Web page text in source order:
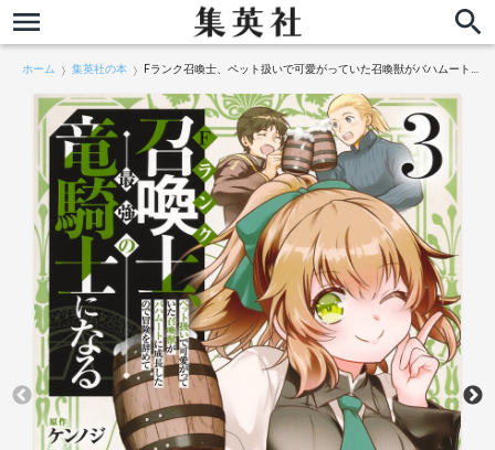
ホーム 集英社の本 Fランク召喚士、ペット扱いで可愛がっていた召喚獣がバハムートに成長したので冒険を辞めて最強の竜騎士になる 3